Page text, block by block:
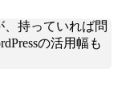
持っていれば問
の活用幅も